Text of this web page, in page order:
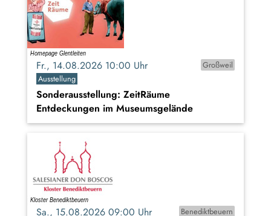
Fr., 14.08.2026 10:00 Uhr
Großweil
Ausstellung
Sonderausstellung: ZeitRäume
Entdeckungen im Museumsgelände
Sa., 15.08.2026 09:00 Uhr
Benediktbeuern